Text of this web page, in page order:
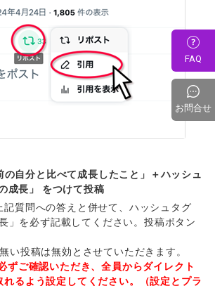
自分と比べて成長したこと」＋ハッシュ
成長」 をつけて投稿
記質問への答えと併せて、ハッシュタグ
」を必ず記載してください。投稿ボタン
い投稿は無効とさせていただきます。
ずご確認いただき、全員からダイレクト
れるよう設定してください。（設定とプラ
FAQ
お問合せ